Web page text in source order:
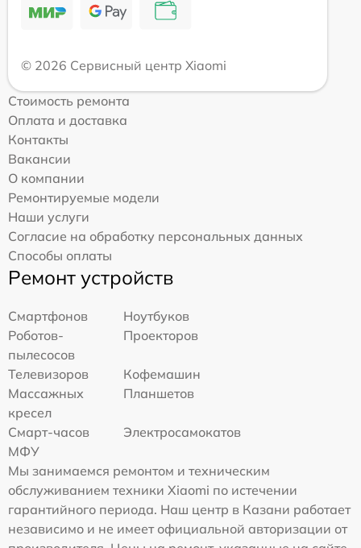
© 2026 Сервисный центр Xiaomi
Стоимость ремонта
Оплата и доставка
Контакты
Вакансии
О компании
Ремонтируемые модели
Наши услуги
Согласие на обработку персональных данных
Способы оплаты
Ремонт устройств
Смартфонов
Ноутбуков
Роботов-
пылесосов
Проекторов
Телевизоров
Кофемашин
Массажных
кресел
Планшетов
Смарт-часов
Электросамокатов
МФУ
Мы занимаемся ремонтом и техническим
обслуживанием техники Xiaomi по истечении
гарантийного периода. Наш центр в Казани работает
независимо и не имеет официальной авторизации от